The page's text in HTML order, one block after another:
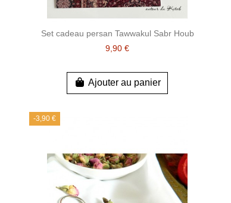
Set cadeau persan Tawwakul Sabr Houb
9,90 €
Ajouter au panier
-3,90 €